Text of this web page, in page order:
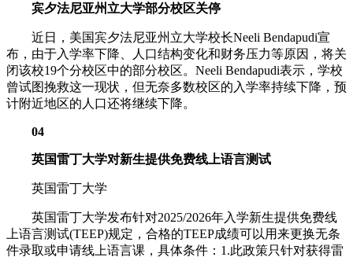
宾夕法尼亚州立大学部分校区关停
近日，美国宾夕法尼亚州立大学校长Neeli Bendapudi宣
布，由于入学率下降、人口结构变化和财务压力等原因，将关
闭该校19个分校区中的部分校区。Neeli Bendapudi表示，学校
曾试图挽救这一现状，但无奈多数校区的入学率持续下降，预
计附近地区的人口还将继续下降。
04
英国雷丁大学对新生提供免费线上语言测试
英国雷丁大学
英国雷丁大学发布针对2025/2026年入学新生提供免费线
上语言测试(TEEP)规定，合格的TEEP成绩可以用来更换无条
件录取或申请线上语言课，具体条件：1.此政策只针对获得雷